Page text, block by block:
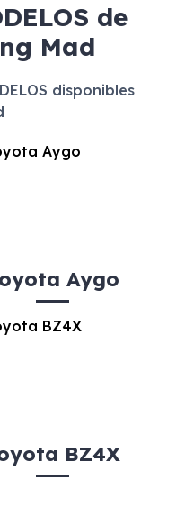
de
Mad
disponibles
Aygo
BZ4X